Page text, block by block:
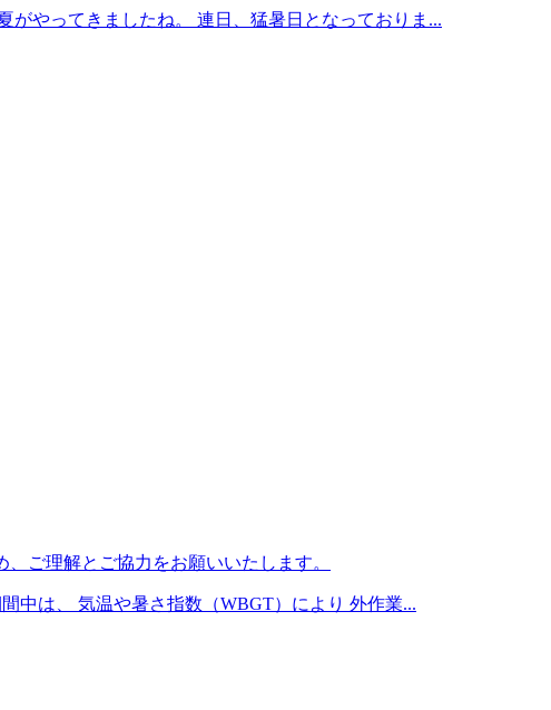
がやってきましたね。 連日、猛暑日となっておりま...
ご理解とご協力をお願いいたします。
中は、 気温や暑さ指数（WBGT）により 外作業...